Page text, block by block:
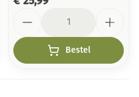
Bestel